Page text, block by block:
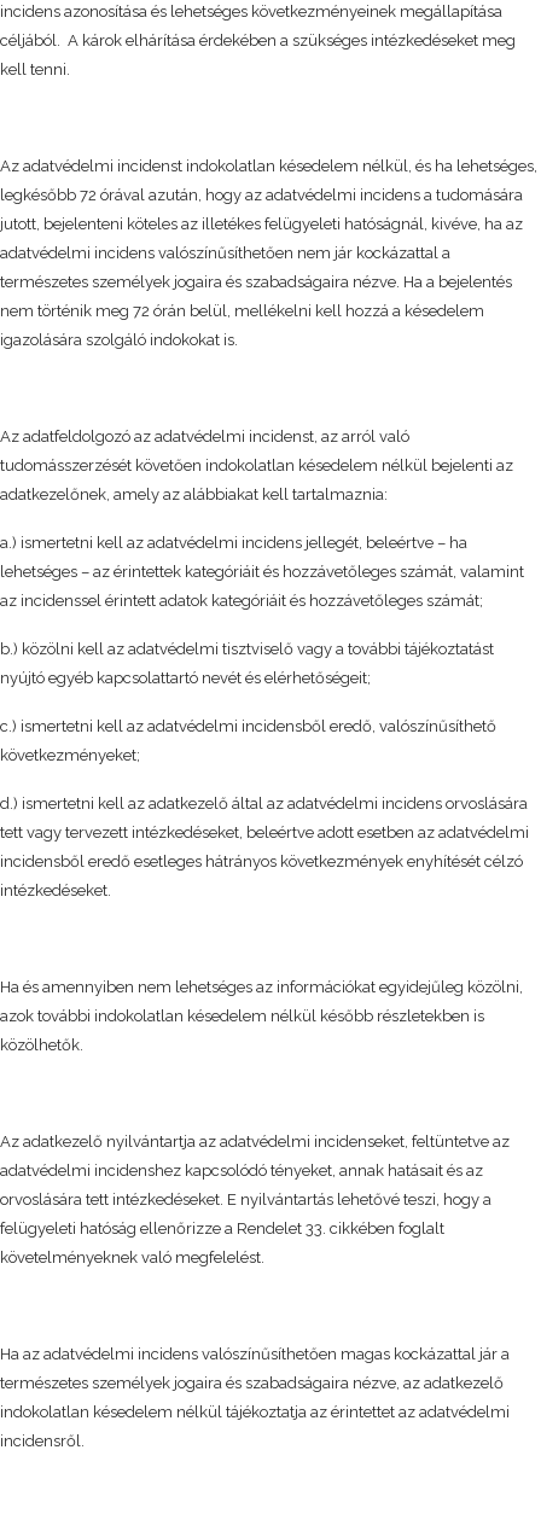
incidens azonosítása és lehetséges következményeinek megállapítása
céljából. A károk elhárítása érdekében a szükséges intézkedéseket meg
kell tenni.
Az adatvédelmi incidenst indokolatlan késedelem nélkül, és ha lehetséges,
legkésőbb 72 órával azután, hogy az adatvédelmi incidens a tudomására
jutott, bejelenteni köteles az illetékes felügyeleti hatóságnál, kivéve, ha az
adatvédelmi incidens valószínűsíthetően nem jár kockázattal a
természetes személyek jogaira és szabadságaira nézve. Ha a bejelentés
nem történik meg 72 órán belül, mellékelni kell hozzá a késedelem
igazolására szolgáló indokokat is.
Az adatfeldolgozó az adatvédelmi incidenst, az arról való
tudomásszerzését követően indokolatlan késedelem nélkül bejelenti az
adatkezelőnek, amely az alábbiakat kell tartalmaznia:
a.) ismertetni kell az adatvédelmi incidens jellegét, beleértve – ha
lehetséges – az érintettek kategóriáit és hozzávetőleges számát, valamint
az incidenssel érintett adatok kategóriáit és hozzávetőleges számát;
b.) közölni kell az adatvédelmi tisztviselő vagy a további tájékoztatást
nyújtó egyéb kapcsolattartó nevét és elérhetőségeit;
c.) ismertetni kell az adatvédelmi incidensből eredő, valószínűsíthető
következményeket;
d.) ismertetni kell az adatkezelő által az adatvédelmi incidens orvoslására
tett vagy tervezett intézkedéseket, beleértve adott esetben az adatvédelmi
incidensből eredő esetleges hátrányos következmények enyhítését célzó
intézkedéseket.
Ha és amennyiben nem lehetséges az információkat egyidejűleg közölni,
azok további indokolatlan késedelem nélkül később részletekben is
közölhetők.
Az adatkezelő nyilvántartja az adatvédelmi incidenseket, feltüntetve az
adatvédelmi incidenshez kapcsolódó tényeket, annak hatásait és az
orvoslására tett intézkedéseket. E nyilvántartás lehetővé teszi, hogy a
felügyeleti hatóság ellenőrizze a Rendelet 33. cikkében foglalt
követelményeknek való megfelelést.
Ha az adatvédelmi incidens valószínűsíthetően magas kockázattal jár a
természetes személyek jogaira és szabadságaira nézve, az adatkezelő
indokolatlan késedelem nélkül tájékoztatja az érintettet az adatvédelmi
incidensről.